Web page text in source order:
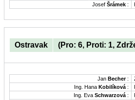
Josef Šrámek :
Ostravak (Pro: 6, Proti: 1,
Jan Becher:
Ing. Hana Kobilíková :
Ing. Eva Schwarzová :